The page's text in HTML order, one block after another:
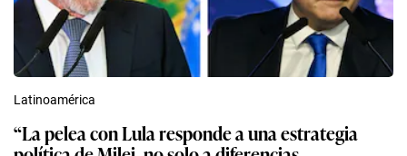
Latinoamérica
“La pelea con Lula responde a una estrategia